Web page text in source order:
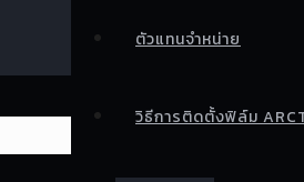
ตัวแทนจำหน่าย
วิธีการติดตั้งฟิล์ม